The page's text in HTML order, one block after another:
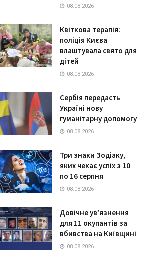
08.08.2026
Квіткова терапія:
поліція Києва
влаштувала свято для
дітей
08.08.2026
Сербія передасть
Україні нову
гуманітарну допомогу
08.08.2026
Три знаки Зодіаку,
яких чекає успіх з 10
по 16 серпня
08.08.2026
Довічне ув’язнення
для 11 окупантів за
вбивства на Київщині
08.08.2026